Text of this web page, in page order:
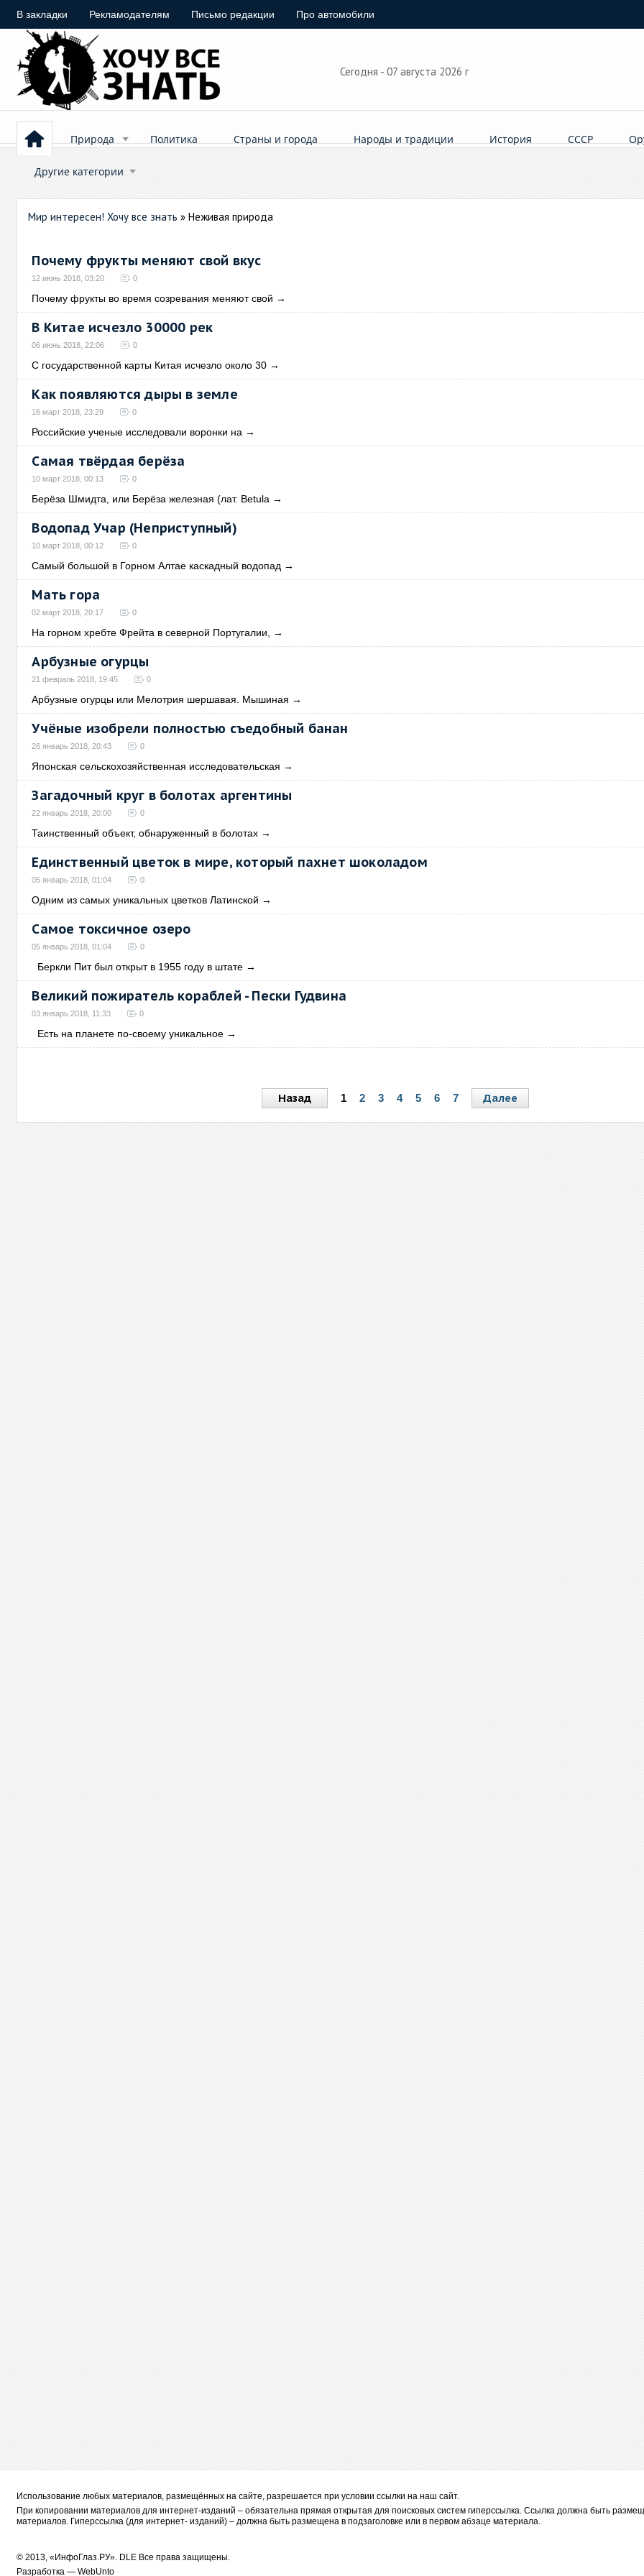
В закладки Рекламодателям Письмо редакции Про автомобили
Сегодня - 07 августа 2026 г
Природа Политика Страны и города Народы и традиции История СССР
Другие категории
Мир интересен! Хочу все знать » Неживая природа
Почему фрукты меняют свой вкус
12 июнь 2018, 03:20 0
Почему фрукты во время созревания меняют свой →
В Китае исчезло 30000 рек
06 июнь 2018, 22:06 0
С государственной карты Китая исчезло около 30 →
Как появляются дыры в земле
16 март 2018, 23:29 0
Российские ученые исследовали воронки на →
Самая твёрдая берёза
10 март 2018, 00:13 0
Берёза Шмидта, или Берёза железная (лат. Betula →
Водопад Учар (Неприступный)
10 март 2018, 00:12 0
Самый большой в Горном Алтае каскадный водопад →
Мать гора
02 март 2018, 20:17 0
На горном хребте Фрейта в северной Португалии, →
Арбузные огурцы
21 февраль 2018, 19:45 0
Арбузные огурцы или Мелотрия шершавая. Мышиная →
Учёные изобрели полностью съедобный банан
26 январь 2018, 20:43 0
Японская сельскохозяйственная исследовательская →
Загадочный круг в болотах аргентины
22 январь 2018, 20:00 0
Таинственный объект, обнаруженный в болотах →
Единственный цветок в мире, который пахнет шоколадом
05 январь 2018, 01:04 0
Одним из самых уникальных цветков Латинской →
Самое токсичное озеро
05 январь 2018, 01:04 0
Беркли Пит был открыт в 1955 году в штате →
Великий пожиратель кораблей - Пески Гудвина
03 январь 2018, 11:33 0
Есть на планете по-своему уникальное →
Назад 1 2 3 4 5 6 7 Далее
Использование любых материалов, размещённых на сайте, разрешается при условии ссылки на наш сайт.
При копировании материалов для интернет-изданий – обязательна прямая открытая для поисковых систем гиперссылка. Ссылка должна быть
материалов. Гиперссылка (для интернет- изданий) – должна быть размещена в подзаголовке или в первом абзаце материала.
© 2013, «ИнфоГлаз.РУ». DLE Все права защищены.
Разработка —WebUnto